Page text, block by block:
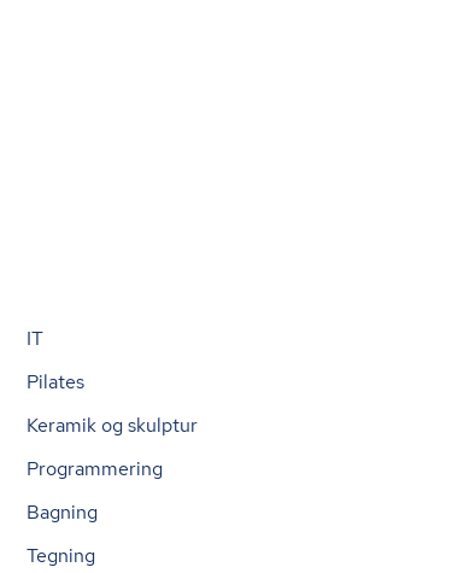
IT
Pilates
Keramik og skulptur
Programmering
Bagning
Tegning